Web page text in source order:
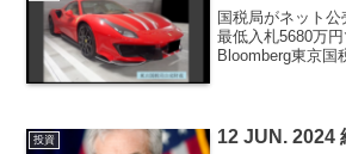
国税局がネット公
最低入札5680万
Bloomberg東京国
く過去最高...
投資 12 JUN. 2024